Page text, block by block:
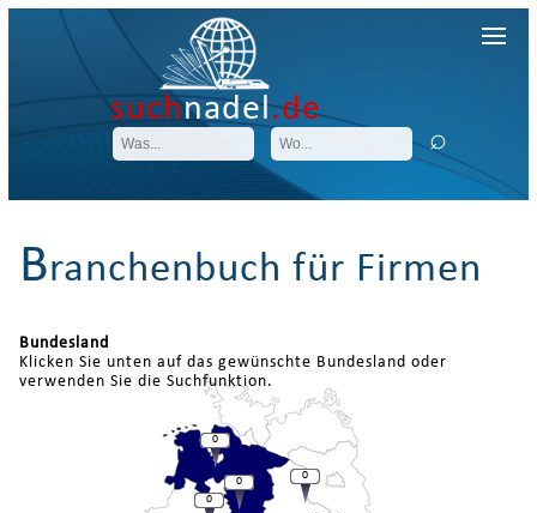
suchnadel.de
Branchenbuch für Firmen
Bundesland
Klicken Sie unten auf das gewünschte Bundesland oder
verwenden Sie die Suchfunktion.
0
0
0
0